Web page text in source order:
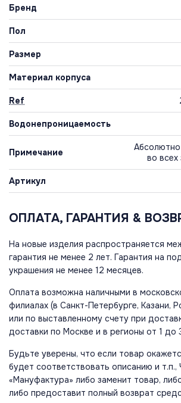
Бренд
Пол
Размер
Материал корпуса
Ref
Водонепроницаемость
Примечание
во всех
Артикул
ОПЛАТА, ГАРАНТИЯ &
На новые изделия распространяется
гарантия не менее 2 лет. Гарантия на
украшения не менее 12 месяцев.
Оплата возможна наличными в
филиалах (в Санкт-Петербурге, Казани,
или по выставленному счету при
доставки по Москве и в регионы от 1 до
Будьте уверены, что если товар
будет соответствовать описанию и т.п.,
«Мануфактура» либо заменит товар,
либо предоставит полный возврат